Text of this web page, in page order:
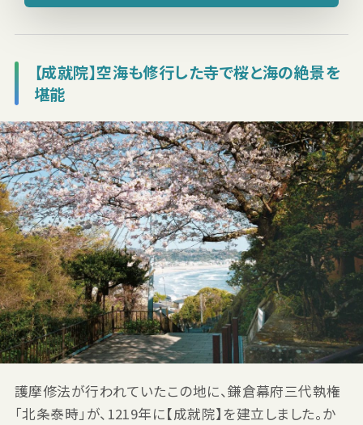
【成就院】空海も修行した寺で桜と海の絶景を
堪能
護摩修法が行われていたこの地に、鎌倉幕府三代執権
「北条泰時」が、1219年に【成就院】を建立しました。か